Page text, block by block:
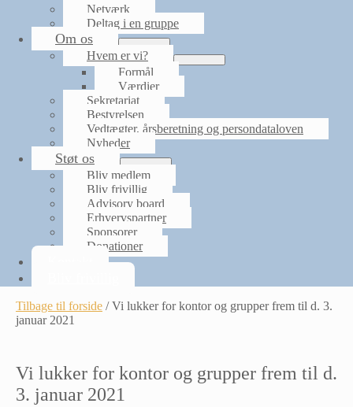
Netværk
Deltag i en gruppe
Om os
Menu
Toggle
Hvem er vi?
Menu
Formål
Værdier
Sekretariat
Bestyrelsen
Vedtægter, årsberetning og persondataloven
Nyheder
Støt os
Menu
Toggle
Bliv medlem
Bliv frivillig
Advisory board
Erhvervspartner
Sponsorer
Donationer
Tilbage til forside /Vi lukker for kontor og grupper frem til d. 3.
januar 2021
Vi lukker for kontor og grupper frem til d.
3. januar 2021